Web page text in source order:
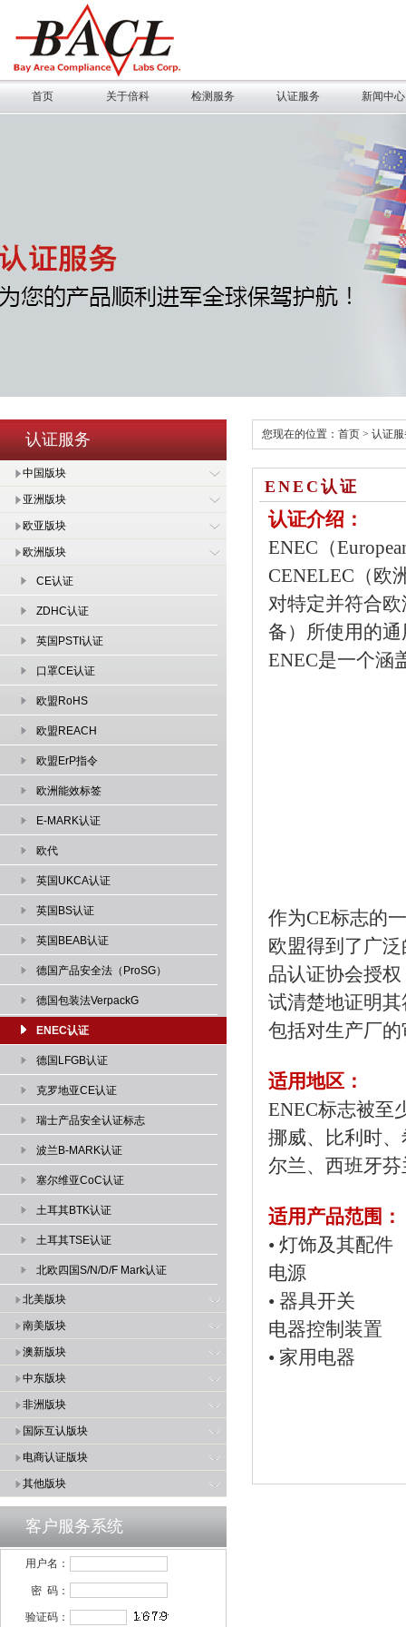
首页 关于倍科 检测服务 认证服务 新闻中心
认证服务
中国版块
亚洲版块
欧亚版块
欧洲版块
CE认证
ZDHC认证
英国PSTI认证
口罩CE认证
欧盟RoHS
欧盟REACH
欧盟ErP指令
欧洲能效标签
E-MARK认证
欧代
英国UKCA认证
英国BS认证
英国BEAB认证
德国产品安全法（ProSG）
德国包装法VerpackG
ENEC认证
德国LFGB认证
克罗地亚CE认证
瑞士产品安全认证标志
波兰B-MARK认证
塞尔维亚CoC认证
土耳其BTK认证
土耳其TSE认证
北欧四国S/N/D/F Mark认证
北美版块
南美版块
澳新版块
中东版块
非洲版块
国际互认版块
电商认证版块
其他版块
客户服务系统
用户名：
密 码：
验证码：
您现在的位置： 首页 > 认证
ENEC认证
认证介绍：
ENEC（
CENELEC（欧
对特定并符合
备）所使用的
ENEC是一个涵
作为CE标志的
欧盟得到了广
品认证协会授
试清楚地证明
包括对生产厂
适用地区：
ENEC标志被至
挪威、比利时
尔兰、西班牙
适用产品范围：
• 灯饰
电源
• 器具开
电器控制装置
• 家用电